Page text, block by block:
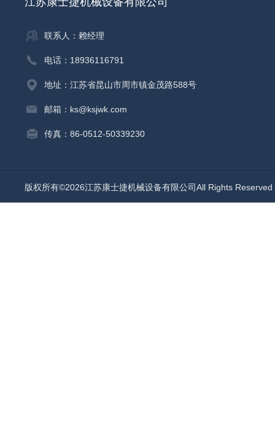
联系人：赖经理
电话：18936116791
地址：江苏省昆山市周市镇金茂路588号
邮箱：ks@ksjwk.com
传真：86-0512-50339230
版权所有©2026江苏康士捷机械设备有限公司All Rights